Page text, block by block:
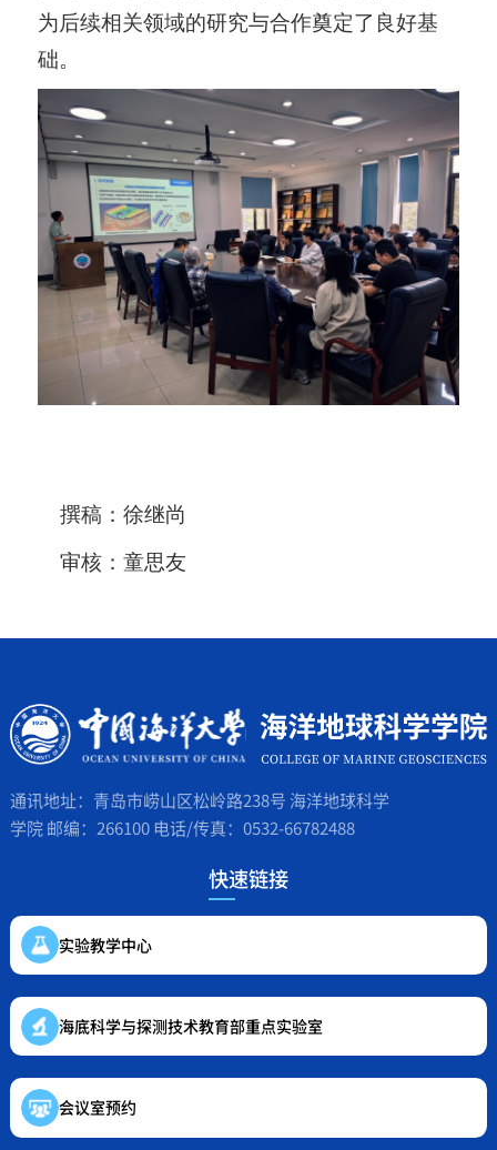
为后续相关领域的研究与合作奠定了良好基
础。
撰稿：徐继尚
审核：童思友
通讯地址：青岛市崂山区松岭路238号 海洋地球科学
学院 邮编：266100 电话/传真：0532-66782488
快速链接
实验教学中心
海底科学与探测技术教育部重点实验室
会议室预约